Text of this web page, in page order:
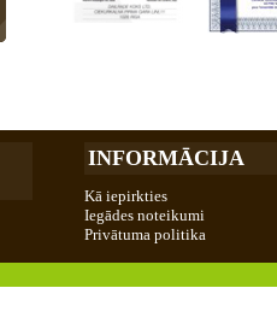
INFORMĀCIJA
Kā iepirkties
Iegādes noteikumi
Privātuma politika